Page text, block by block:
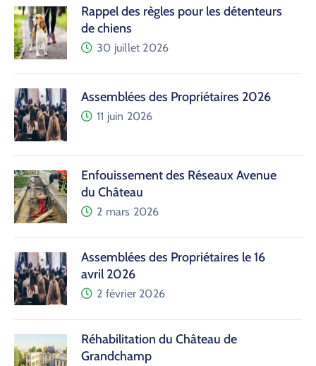
Rappel des règles pour les détenteurs
de chiens
30 juillet 2026
Assemblées des Propriétaires 2026
11 juin 2026
Enfouissement des Réseaux Avenue
du Château
2 mars 2026
Assemblées des Propriétaires le 16
avril 2026
2 février 2026
Réhabilitation du Château de
Grandchamp